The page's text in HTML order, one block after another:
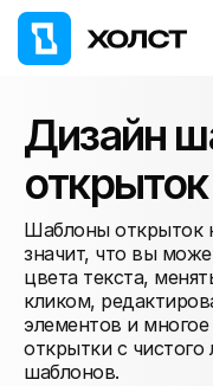
Дизайн
открыток
Шаблоны открыток
значит, что вы
цвета текста,
кликом,
элементов и
открытки с чистого
шаблонов.